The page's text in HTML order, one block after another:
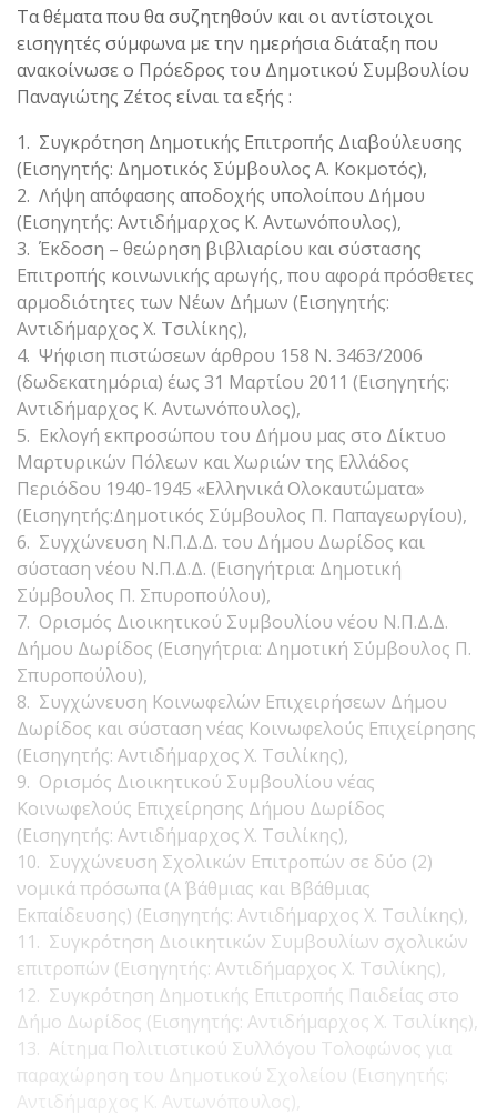
Τα θέματα που θα συζητηθούν και οι αντίστοιχοι
εισηγητές σύμφωνα με την ημερήσια διάταξη που
ανακοίνωσε ο Πρόεδρος του Δημοτικού Συμβουλίου
Παναγιώτης Ζέτος είναι τα εξής :
1. Συγκρότηση Δημοτικής Επιτροπής Διαβούλευσης
(Εισηγητής: Δημοτικός Σύμβουλος Α. Κοκμοτός),
2. Λήψη απόφασης αποδοχής υπολοίπου Δήμου
(Εισηγητής: Αντιδήμαρχος Κ. Αντωνόπουλος),
3. Έκδοση – θεώρηση βιβλιαρίου και σύστασης
Επιτροπής κοινωνικής αρωγής, που αφορά πρόσθετες
αρμοδιότητες των Νέων Δήμων (Εισηγητής:
Αντιδήμαρχος Χ. Τσιλίκης),
4. Ψήφιση πιστώσεων άρθρου 158 Ν. 3463/2006
(δωδεκατημόρια) έως 31 Μαρτίου 2011 (Εισηγητής:
Αντιδήμαρχος Κ. Αντωνόπουλος),
5. Εκλογή εκπροσώπου του Δήμου μας στο Δίκτυο
Μαρτυρικών Πόλεων και Χωριών της Ελλάδος
Περιόδου 1940-1945 «Ελληνικά Ολοκαυτώματα»
(Εισηγητής:Δημοτικός Σύμβουλος Π. Παπαγεωργίου),
6. Συγχώνευση Ν.Π.Δ.Δ. του Δήμου Δωρίδος και
σύσταση νέου Ν.Π.Δ.Δ. (Εισηγήτρια: Δημοτική
Σύμβουλος Π. Σπυροπούλου),
7. Ορισμός Διοικητικού Συμβουλίου νέου Ν.Π.Δ.Δ.
Δήμου Δωρίδος (Εισηγήτρια: Δημοτική Σύμβουλος Π.
Σπυροπούλου),
8. Συγχώνευση Κοινωφελών Επιχειρήσεων Δήμου
Δωρίδος και σύσταση νέας Κοινωφελούς Επιχείρησης
(Εισηγητής: Αντιδήμαρχος Χ. Τσιλίκης),
9. Ορισμός Διοικητικού Συμβουλίου νέας
Κοινωφελούς Επιχείρησης Δήμου Δωρίδος
(Εισηγητής: Αντιδήμαρχος Χ. Τσιλίκης),
10. Συγχώνευση Σχολικών Επιτροπών σε δύο (2)
νομικά πρόσωπα (Α΄ βάθμιας και Β΄βάθμιας
Εκπαίδευσης) (Εισηγητής: Αντιδήμαρχος Χ. Τσιλίκης),
11. Συγκρότηση Διοικητικών Συμβουλίων σχολικών
επιτροπών (Εισηγητής: Αντιδήμαρχος Χ. Τσιλίκης),
12. Συγκρότηση Δημοτικής Επιτροπής Παιδείας στο
Δήμο Δωρίδος (Εισηγητής: Αντιδήμαρχος Χ. Τσιλίκης),
13. Αίτημα Πολιτιστικού Συλλόγου Τολοφώνος για
παραχώρηση του Δημοτικού Σχολείου (Εισηγητής:
Αντιδήμαρχος Κ. Αντωνόπουλος),